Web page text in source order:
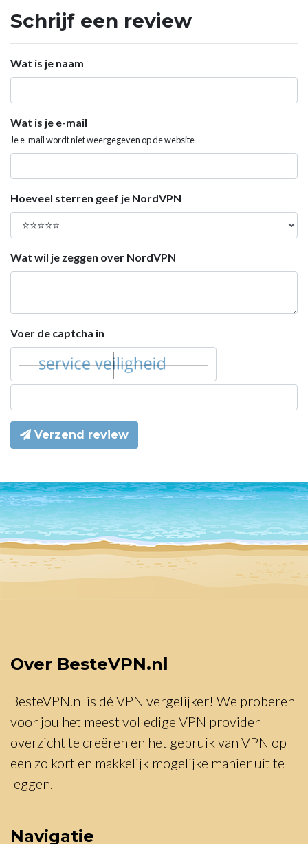
Schrijf een review
Wat is je naam
Wat is je e-mail
Je e-mail wordt niet weergegeven op de website
Hoeveel sterren geef je NordVPN
Wat wil je zeggen over NordVPN
Voer de captcha in
Verzend review
Over BesteVPN.nl
BesteVPN.nl is dé VPN vergelijker! We proberen
voor jou het meest volledige VPN provider
overzicht te creëren en het gebruik van VPN op
een zo kort en makkelijk mogelijke manier uit te
leggen.
Navigatie